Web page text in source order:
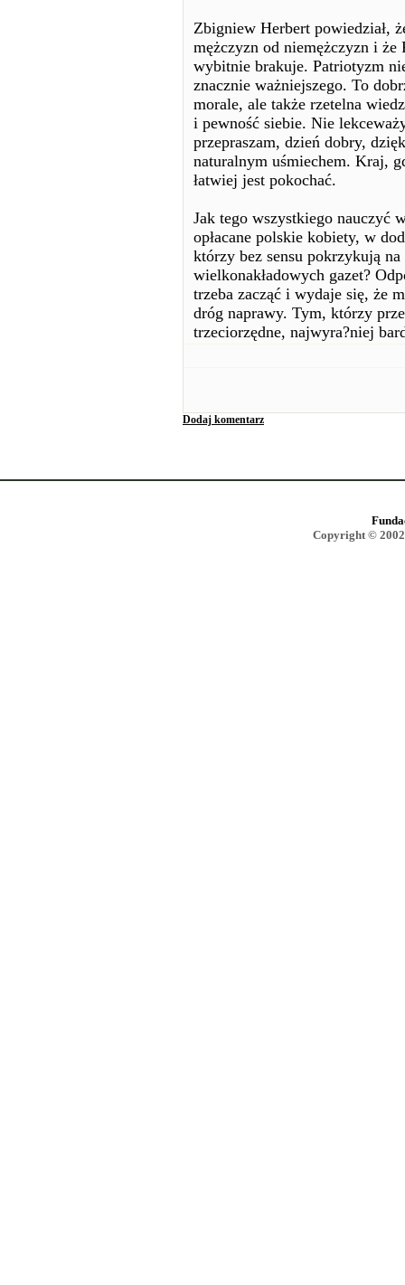
Zbigniew Herbert powiedział,
mężczyzn od niemężczyzn i
wybitnie brakuje. Patriotyzm
znacznie ważniejszego. To
morale, ale także rzetelna
i pewność siebie. Nie
przepraszam, dzień dobry,
naturalnym uśmiechem. Kraj,
łatwiej jest pokochać.
Jak tego wszystkiego nauczyć
opłacane polskie kobiety, w
którzy bez sensu pokrzykują
wielkonakładowych gazet?
trzeba zacząć i wydaje się, że
dróg naprawy. Tym, którzy
trzeciorzędne, najwyra?niej
Dodaj komentarz
Copyright ©